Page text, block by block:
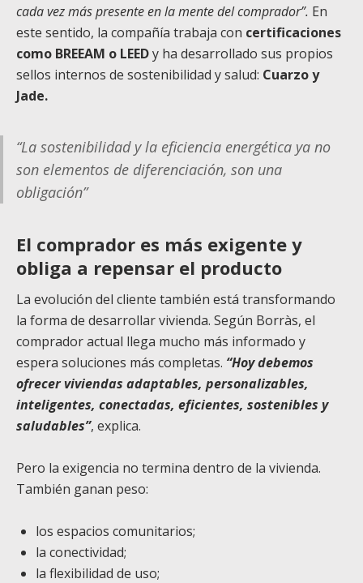
cada vez más presente en la mente del comprador”. En
este sentido, la compañía trabaja con certificaciones
como BREEAM o LEEDy ha desarrollado sus propios
sellos internos de sostenibilidad y salud: Cuarzo y
Jade.
“La sostenibilidad y la eficiencia energética ya no
son elementos de diferenciación, son una
obligación”
El comprador es más exigente y
obliga a repensar el producto
La evolución del cliente también está transformando
la forma de desarrollar vivienda. Según Borràs, el
comprador actual llega mucho más informado y
espera soluciones más completas. “Hoy debemos
ofrecer viviendas adaptables, personalizables,
inteligentes, conectadas, eficientes, sostenibles y
saludables”, explica.
Pero la exigencia no termina dentro de la vivienda.
También ganan peso:
los espacios comunitarios;
la conectividad;
la flexibilidad de uso;